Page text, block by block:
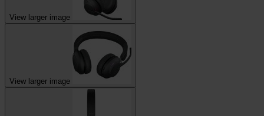
View larger image
View larger image